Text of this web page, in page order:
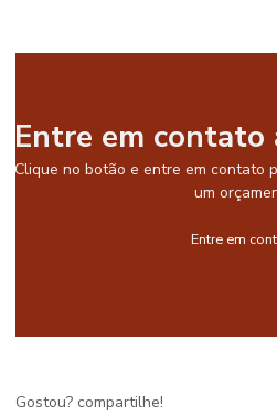
Entre em contato
Clique no botão e entre em contato
um
Entre em
Gostou? compartilhe!